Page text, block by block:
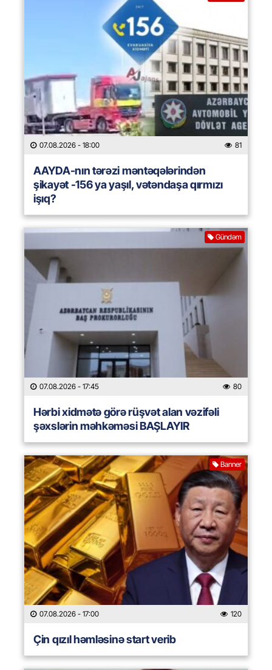
07.08.2026 - 18:00 81
AAYDA-nın tərəzi məntəqələrindən
şikayət -156 ya yaşıl, vətəndaşa qırmızı
işıq?
Gündəm
07.08.2026 - 17:45 80
Hərbi xidmətə görə rüşvət alan vəzifəli
şəxslərin məhkəməsi BAŞLAYIR
Banner
07.08.2026 - 17:00 120
Çin qızıl həmləsinə start verib